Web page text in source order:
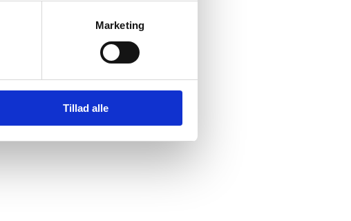
Marketing
Tillad alle
88 82 70 06(Tast 2)